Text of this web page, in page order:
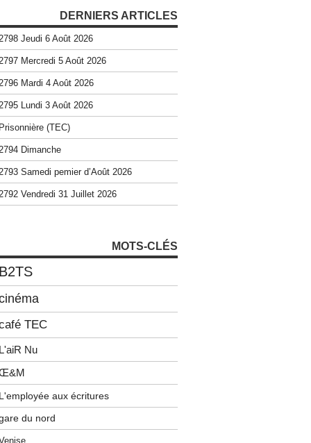
DERNIERS ARTICLES
Jeudi 6 Août 2026
Mercredi 5 Août 2026
Mardi 4 Août 2026
Lundi 3 Août 2026
(TEC)
Dimanche
Samedi pemier d’Août 2026
Vendredi 31 Juillet 2026
MOTS-CLÉS
TEC
Nu
aux écritures
du nord